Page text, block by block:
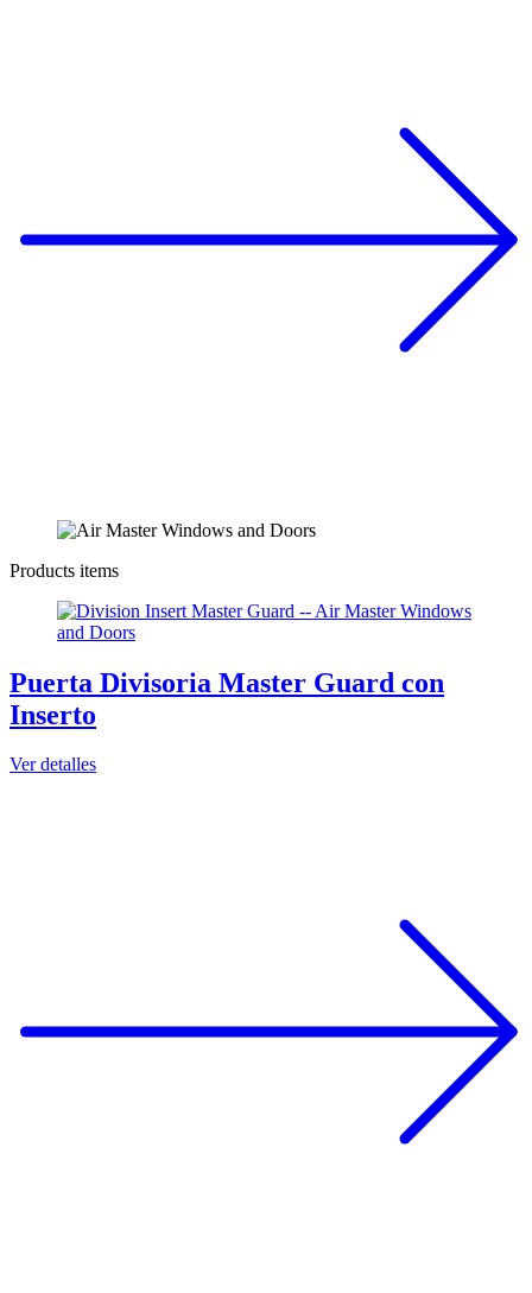
Products items
Puerta Divisoria Master Guard con
Inserto
Ver detalles